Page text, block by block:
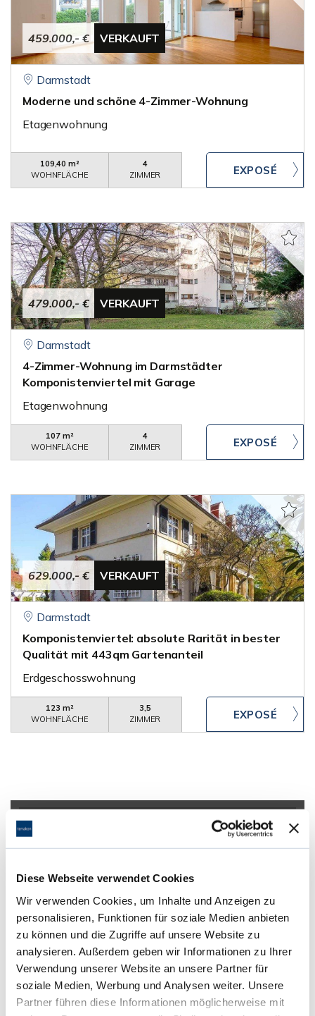
Diese Webseite verwendet Cookies
Wir verwenden Cookies, um Inhalte und Anzeigen zu
personalisieren, Funktionen für soziale Medien anbieten
zu können und die Zugriffe auf unsere Website zu
analysieren. Außerdem geben wir Informationen zu Ihrer
Verwendung unserer Website an unsere Partner für
soziale Medien, Werbung und Analysen weiter. Unsere
Partner führen diese Informationen möglicherweise mit
459.000,- € VERKAUFT
Darmstadt
Moderne und schöne 4-Zimmer-Wohnung
Etagenwohnung
109,40 m²
WOHNFLÄCHE
4
ZIMMER
479.000,- € VERKAUFT
Darmstadt
4-Zimmer-Wohnung im Darmstädter
Komponistenviertel mit Garage
Etagenwohnung
107 m²
WOHNFLÄCHE
4
ZIMMER
629.000,- € VERKAUFT
Darmstadt
Komponistenviertel: absolute Rarität in bester
Qualität mit 443qm Gartenanteil
Erdgeschosswohnung
123 m²
WOHNFLÄCHE
3,5
ZIMMER
Bickenbach Büttelborn
Darmstadt Dieburg Dreieich Egelsbach Einhausen
Frankfurt am Main Ginsheim-Gustavsburg
Groß-Zimmern Langen (Hessen) Laudenbach Mainz
Messel Münster Nauheim
Neu-Isenburg
Ober-Ramstadt
Offenbach am Main
Reichelsheim (Odenwald) Reinheim
Rüsselsheim am Main Rödermark
Schmitten
Seeheim-Jugenheim Sulzbach am Main
Viernheim